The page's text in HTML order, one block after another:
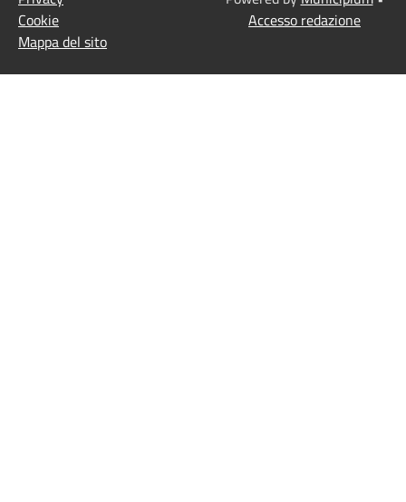
Cookie
Mappa del sito
Accesso redazione